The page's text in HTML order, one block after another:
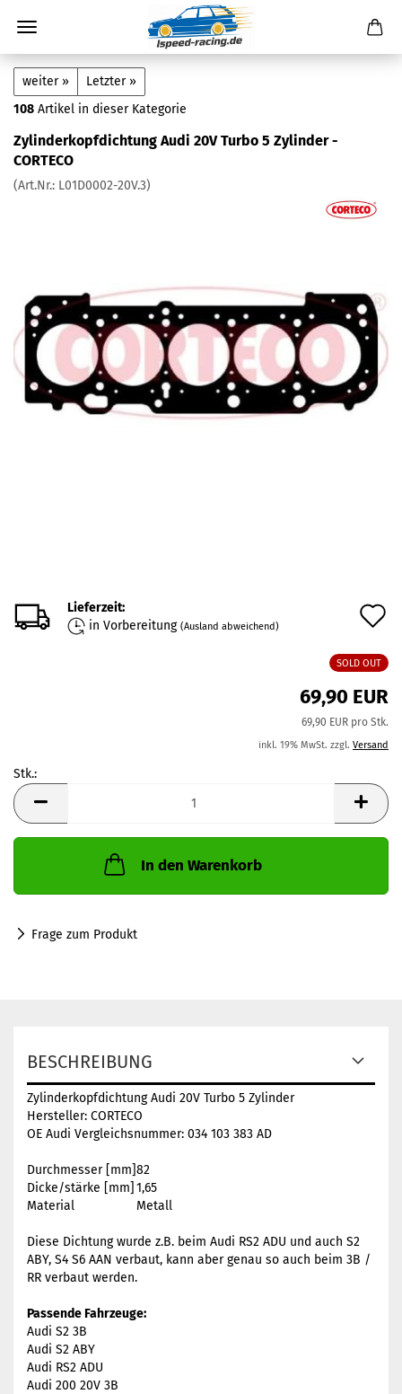
weiter »
Letzter »
108 Artikel in dieser Kategorie
Zylinderkopfdichtung Audi 20V Turbo 5 Zylinder -
CORTECO
(Art.Nr.: L01D0002-20V.3)
Lieferzeit:
in Vorbereitung (Ausland abweichend)
SOLD OUT
69,90 EUR
69,90 EUR pro Stk.
inkl. 19% MwSt. zzgl. Versand
Stk.:
Stk.
In den Warenkorb
Frage zum Produkt
BESCHREIBUNG
Zylinderkopfdichtung Audi 20V Turbo 5 Zylinder
Hersteller: CORTECO
OE Audi Vergleichsnummer: 034 103 383 AD
Durchmesser [mm]82
Dicke/stärke [mm] 1,65
Material
Metall
Diese Dichtung wurde z.B. beim Audi RS2 ADU und auch S2
ABY, S4 S6 AAN verbaut, kann aber genau so auch beim 3B /
RR verbaut werden.
Passende Fahrzeuge:
Audi S2 3B
Audi S2 ABY
Audi RS2 ADU
Audi 200 20V 3B